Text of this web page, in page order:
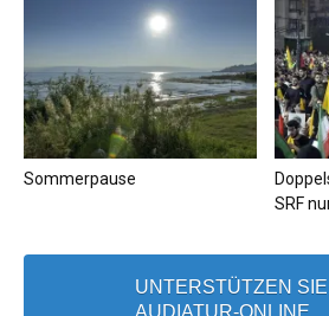
Sommerpause
SRF
UNTERSTÜTZEN SIE
AUDIATUR-ONLINE